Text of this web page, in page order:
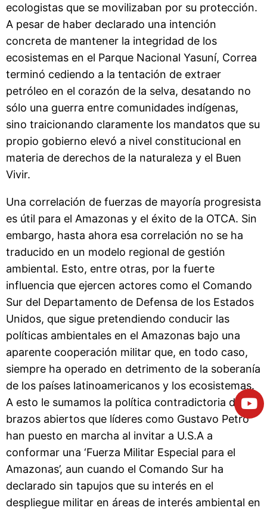
ecologistas que se movilizaban por su protección.
A pesar de haber declarado una intención
concreta de mantener la integridad de los
ecosistemas en el Parque Nacional Yasuní, Correa
terminó cediendo a la tentación de extraer
petróleo en el corazón de la selva, desatando no
sólo una guerra entre comunidades indígenas,
sino traicionando claramente los mandatos que su
propio gobierno elevó a nivel constitucional en
materia de derechos de la naturaleza y el Buen
Vivir.
Una correlación de fuerzas de mayoría progresista
es útil para el Amazonas y el éxito de la OTCA. Sin
embargo, hasta ahora esa correlación no se ha
traducido en un modelo regional de gestión
ambiental. Esto, entre otras, por la fuerte
influencia que ejercen actores como el Comando
Sur del Departamento de Defensa de los Estados
Unidos, que sigue pretendiendo conducir las
políticas ambientales en el Amazonas bajo una
aparente cooperación militar que, en todo caso,
siempre ha operado en detrimento de la soberanía
de los países latinoamericanos y los ecosistemas.
A esto le sumamos la política contradictoria de
brazos abiertos que líderes como Gustavo Petro
han puesto en marcha al invitar a U.S.A a
conformar una ‘Fuerza Militar Especial para el
Amazonas’, aun cuando el Comando Sur ha
declarado sin tapujos que su interés en el
despliegue militar en áreas de interés ambiental en